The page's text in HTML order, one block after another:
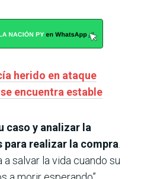
herido en ataque
encuentra estable
caso y analizar la
realizar la compra
salvar la vida cuando su